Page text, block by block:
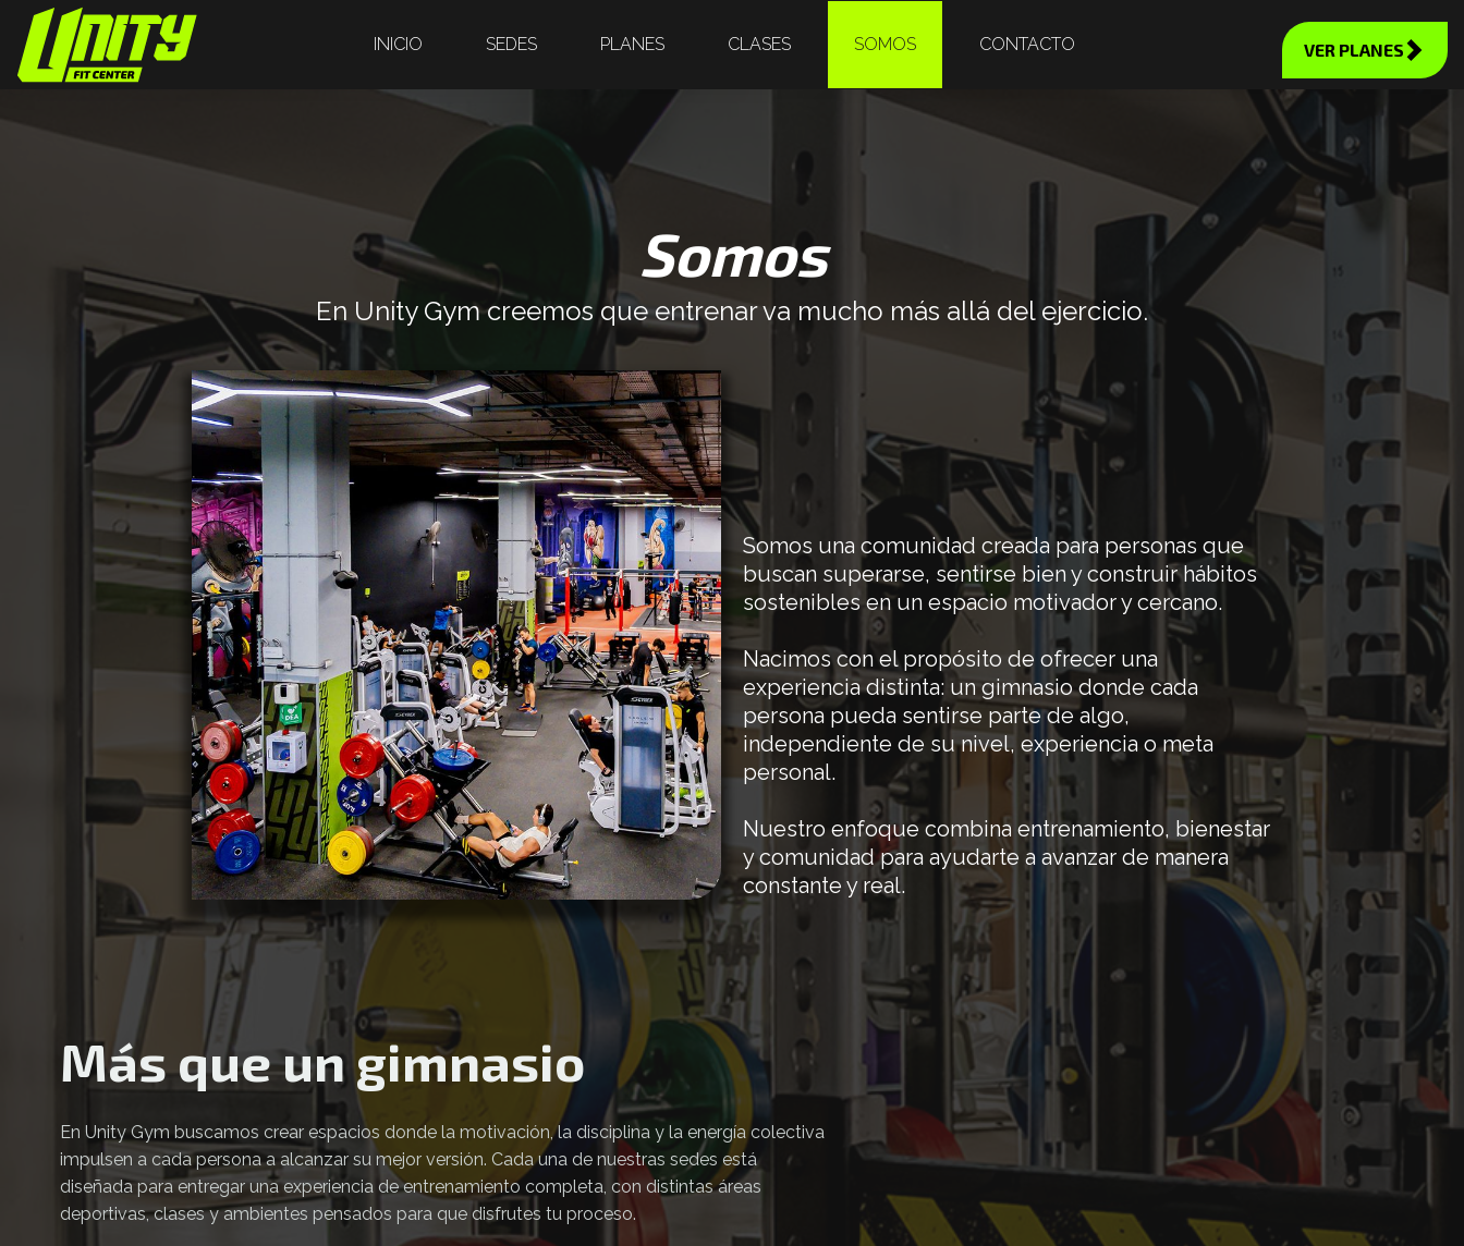
INICIO SEDES PLANES CLASES SOMOS CONTACTO VER PLANES
Somos
En Unity Gym creemos que entrenar va mucho más allá del ejercicio.
Somos una comunidad creada para personas que
buscan superarse, sentirse bien y construir hábitos
sostenibles en un espacio motivador y cercano.
Nacimos con el propósito de ofrecer una
experiencia distinta: un gimnasio donde cada
persona pueda sentirse parte de algo,
independiente de su nivel, experiencia o meta
personal.
Nuestro enfoque combina entrenamiento, bienestar
y comunidad para ayudarte a avanzar de manera
constante y real.
Más que un gimnasio
En Unity Gym buscamos crear espacios donde la motivación, la disciplina y la energía colectiva
impulsen a cada persona a alcanzar su mejor versión. Cada una de nuestras sedes está
diseñada para entregar una experiencia de entrenamiento completa, con distintas áreas
deportivas, clases y ambientes pensados para que disfrutes tu proceso.